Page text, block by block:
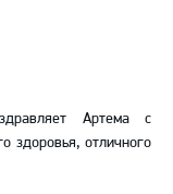
Артема с
здоровья, отличного